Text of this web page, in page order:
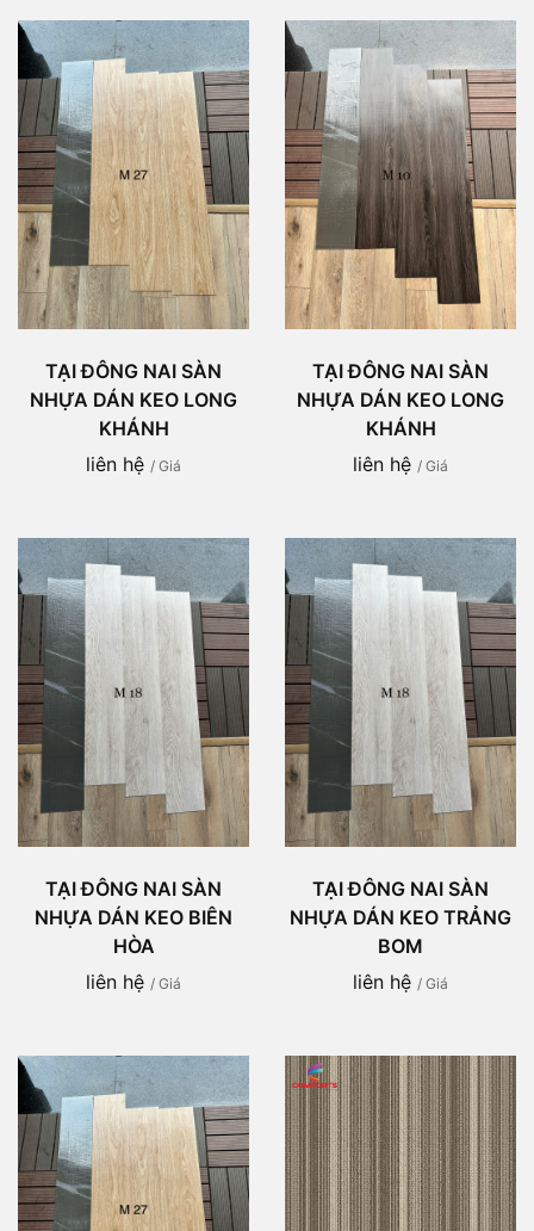
TẠI ĐÔNG NAI SÀN
NHỰA DÁN KEO LONG
KHÁNH
liên hệ / Giá
TẠI ĐÔNG NAI SÀN
NHỰA DÁN KEO LONG
KHÁNH
liên hệ / Giá
TẠI ĐÔNG NAI SÀN
NHỰA DÁN KEO BIÊN
HÒA
liên hệ / Giá
TẠI ĐÔNG NAI SÀN
NHỰA DÁN KEO TRẢNG
BOM
liên hệ / Giá